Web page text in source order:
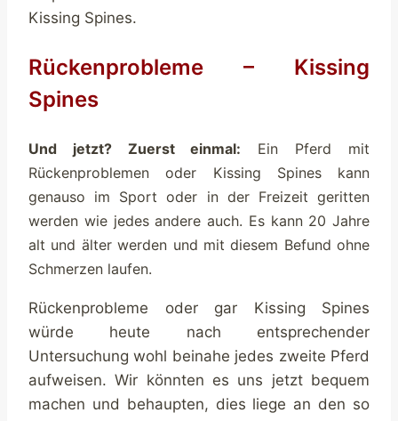
Kissing Spines.
Rückenprobleme – Kissing
Spines
Und jetzt? Zuerst einmal: Ein Pferd mit
Rückenproblemen oder Kissing Spines kann
genauso im Sport oder in der Freizeit geritten
werden wie jedes andere auch. Es kann 20 Jahre
alt und älter werden und mit diesem Befund ohne
Schmerzen laufen.
Rückenprobleme oder gar Kissing Spines
würde heute nach entsprechender
Untersuchung wohl beinahe jedes zweite Pferd
aufweisen. Wir könnten es uns jetzt bequem
machen und behaupten, dies liege an den so